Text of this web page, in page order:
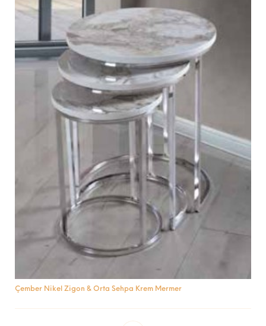
Çember Nikel Zigon & Orta Sehpa Krem Mermer